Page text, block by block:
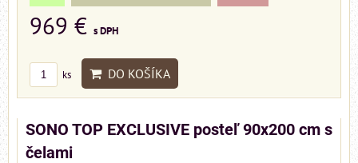
969 € s DPH
ks DO KOŠÍKA
SONO TOP EXCLUSIVE posteľ 90x200 cm s
čelami